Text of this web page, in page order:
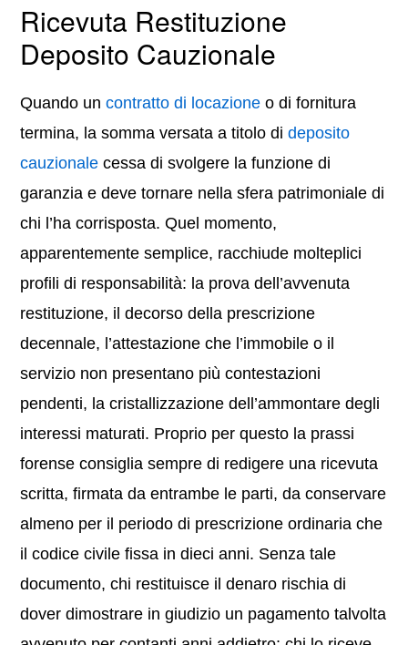
Ricevuta Restituzione
Deposito Cauzionale
Quando uncontratto di locazione o di fornitura
termina, la somma versata a titolo dideposito
cauzionale cessa di svolgere la funzione di
garanzia e deve tornare nella sfera patrimoniale di
chi l’ha corrisposta. Quel momento,
apparentemente semplice, racchiude molteplici
profili di responsabilità: la prova dell’avvenuta
restituzione, il decorso della prescrizione
decennale, l’attestazione che l’immobile o il
servizio non presentano più contestazioni
pendenti, la cristallizzazione dell’ammontare degli
interessi maturati. Proprio per questo la prassi
forense consiglia sempre di redigere una ricevuta
scritta, firmata da entrambe le parti, da conservare
almeno per il periodo di prescrizione ordinaria che
il codice civile fissa in dieci anni. Senza tale
documento, chi restituisce il denaro rischia di
dover dimostrare in giudizio un pagamento talvolta